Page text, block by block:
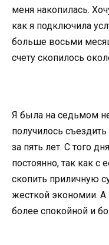
меня накопилась.
как я подключила
больше восьми
счету скопилось
Я была на седьмом
получилось
за пять лет. С того
постоянно, так как
скопить приличную
жесткой экономии. А
более спокойной и